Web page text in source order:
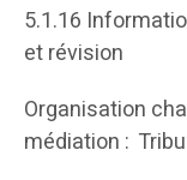
5.1.16
et révision
Organisation
médiation :